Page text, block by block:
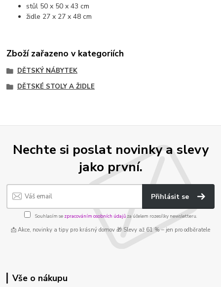
stůl 50 x 50 x 43 cm
židle 27 x 27 x 48 cm
Zboží zařazeno v kategoriích
DĚTSKÝ NÁBYTEK
DĚTSKÉ STOLY A ŽIDLE
Nechte si poslat novinky a slevy
jako první.
Přihlásit se
Souhlasím se zpracováním osobních údajůza účelem rozesílky newsletteru.
📩 Akce, novinky a tipy pro krásný domov 🎁 Slevy až 61 % – jen pro odběratele
Vše o nákupu